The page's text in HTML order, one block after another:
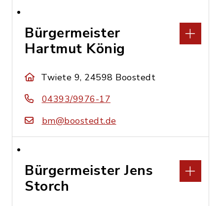
Bürgermeister
Hartmut König
Twiete 9, 24598 Boostedt
04393/9976-17
bm@boostedt.de
Bürgermeister Jens
Storch